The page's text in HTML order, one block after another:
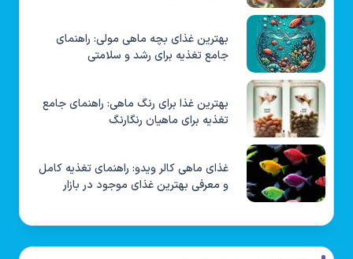
بهترین غذای بچه ماهی مولی: راهنمای
جامع تغذیه برای رشد و سلامتی
بهترین غذا برای رنگ ماهی: راهنمای جامع
تغذیه برای ماهیان رنگارنگ
غذای ماهی کالر ویدو: راهنمای تغذیه کامل
و معرفی بهترین غذای موجود در بازار